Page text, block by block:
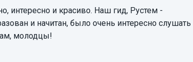
и начитан, было очень интересно слушать
молодцы!